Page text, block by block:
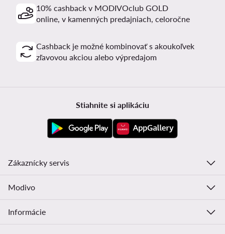
10% cashback v MODIVOclub GOLD
online, v kamenných predajniach, celoročne
Cashback je možné kombinovať s akoukoľvek
zľavovou akciou alebo výpredajom
Stiahnite si aplikáciu
Zákaznícky servis
Modivo
Informácie